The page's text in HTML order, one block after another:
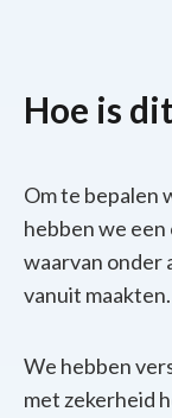
Hoe is
Om te bepalen
hebben we
waarvan onder
vanuit maakten.
We hebben
met zekerheid